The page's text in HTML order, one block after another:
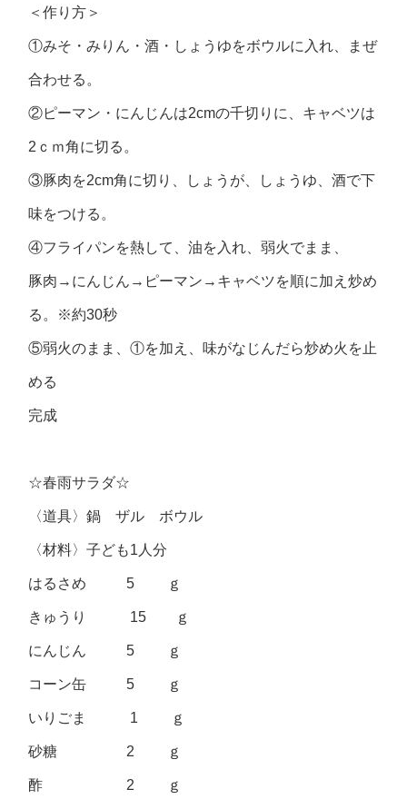
＜作り方＞
①みそ・みりん・酒・しょうゆをボウルに入れ、まぜ
合わせる。
②ピーマン・にんじんは2cmの千切りに、キャベツは
2ｃｍ角に切る。
③豚肉を2cm角に切り、しょうが、しょうゆ、酒で下
味をつける。
④フライパンを熱して、油を入れ、弱火でまま、
豚肉→にんじん→ピーマン→キャベツを順に加え炒め
る。※約30秒
⑤弱火のまま、①を加え、味がなじんだら炒め火を止
める
完成
☆春雨サラダ☆
〈道具〉鍋 ザル ボウル
〈材料〉子ども1人分
はるさめ 5 ｇ
きゅうり 15 ｇ
にんじん 5 ｇ
コーン缶 5 ｇ
いりごま 1 ｇ
砂糖 2 ｇ
酢 2 ｇ